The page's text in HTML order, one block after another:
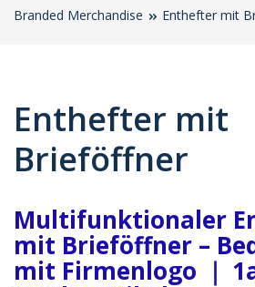
Branded Merchandise Enthefter mit
Enthefter mit
Brieföffner
Multifunktionaler
mit Brieföffner –
mit Firmenlogo ｜